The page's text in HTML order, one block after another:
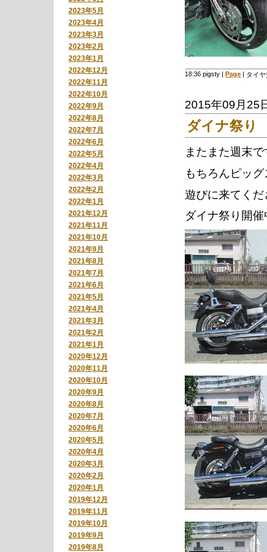
2023年5月
2023年4月
2023年3月
2023年2月
2023年1月
2022年12月
2022年11月
2022年10月
2022年9月
2022年8月
2022年7月
2022年6月
2022年5月
2022年4月
2022年3月
2022年2月
2022年1月
2021年12月
2021年11月
2021年10月
2021年9月
2021年8月
2021年7月
2021年6月
2021年5月
2021年4月
2021年3月
2021年2月
2021年1月
2020年12月
2020年11月
2020年10月
2020年9月
2020年8月
2020年7月
2020年6月
2020年5月
2020年4月
2020年3月
2020年2月
2020年1月
2019年12月
2019年11月
2019年10月
2019年9月
2019年8月
18:36 pigsty | Page | タイ
2015年09月25
ダイナ祭り
またまた週末
もちろんピッ
遊びに来てく
ダイナ祭り開